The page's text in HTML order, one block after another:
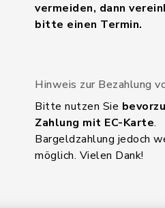
vermeiden, dann
bitte einen Termin.
Hinweis zur Bezahlung
Bitte nutzen Sie
Zahlung mit EC-Karte.
Bargeldzahlung jedoch
möglich. Vielen Dank!